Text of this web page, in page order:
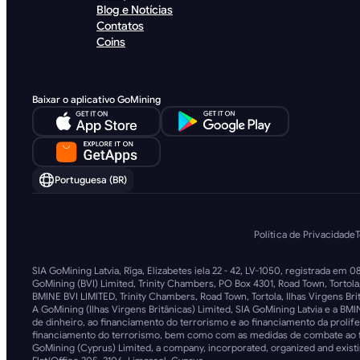
Blog e Notícias
Contatos
Coins
Baixar o aplicativo GoMining
Portuguesa (BR)
Política de Privacidade
SIA GoMining Latvia, Rīga, Elizabetes iela 22 - 42, LV-1050, registrada em
GoMining (BVI) Limited, Trinity Chambers, PO Box 4301, Road Town,
BMINE BVI LIMITED, Trinity Chambers, Road Town, Tortola, Ilhas Virgens
A GoMining (Ilhas Virgens Britânicas) Limited, SIA GoMining Latvia e a
de dinheiro, ao financiamento do terrorismo e ao financiamento da
financiamento do terrorismo, bem como com as medidas de combate
GoMining (Cyprus) Limited, a company, incorporated, organized and